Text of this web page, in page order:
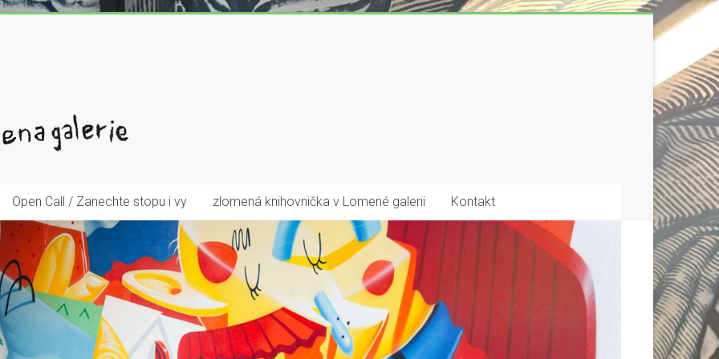
Open Call / Zanechte stopu i vy zlomená knihovnička v Lomené galerii Kontakt